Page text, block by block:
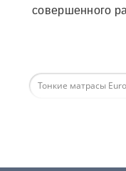
совершенного
Тонкие матрасы